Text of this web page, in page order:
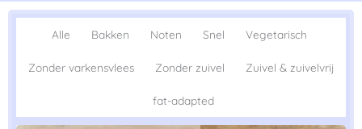
Alle Bakken Noten Snel Vegetarisch
Zonder varkensvlees Zonder zuivel Zuivel & zuivelvrij
fat-adapted